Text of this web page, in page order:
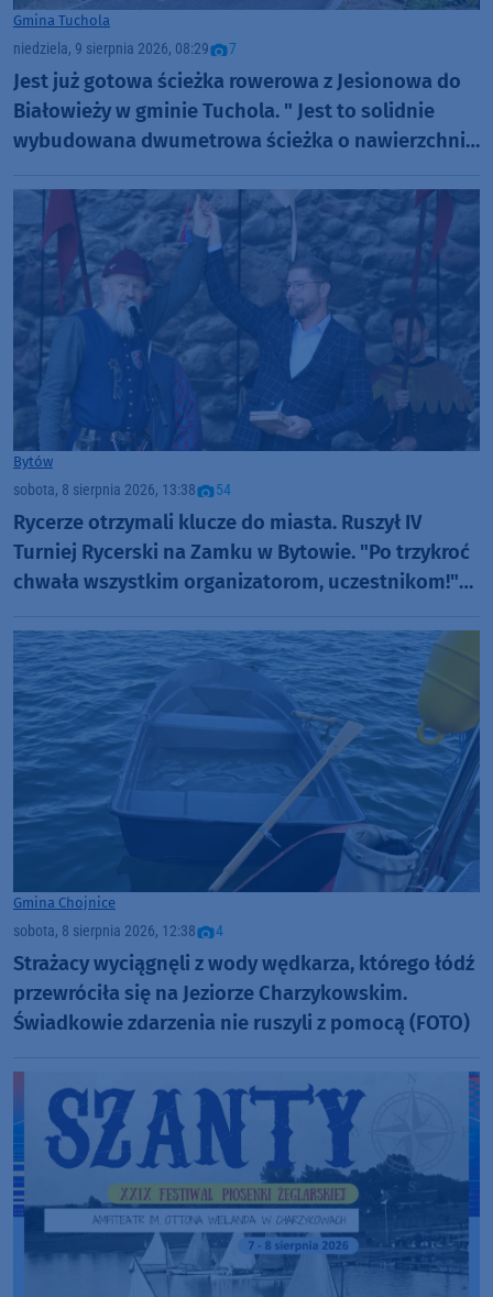
Gmina Tuchola
niedziela, 9 sierpnia 2026, 08:29 7
Jest już gotowa ścieżka rowerowa z Jesionowa do
Białowieży w gminie Tuchola. " Jest to solidnie
wybudowana dwumetrowa ścieżka o nawierzchni
Bytów
sobota, 8 sierpnia 2026, 13:38 54
Rycerze otrzymali klucze do miasta. Ruszył IV
Turniej Rycerski na Zamku w Bytowie. "Po trzykroć
chwała wszystkim organizatorom, uczestnikom!"
Gmina Chojnice
sobota, 8 sierpnia 2026, 12:38 4
Strażacy wyciągnęli z wody wędkarza, którego łódź
przewróciła się na Jeziorze Charzykowskim.
Świadkowie zdarzenia nie ruszyli z pomocą (FOTO)